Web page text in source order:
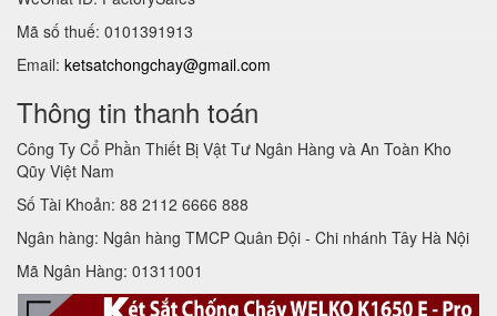
Mã số thuế: 0101391913
Email: ketsatchongchay@gmail.com
Thông tin thanh toán
Công Ty Cổ Phần Thiết Bị Vật Tư Ngân Hàng và An Toàn Kho
Qũy Việt Nam
Số Tài Khoản: 88 2112 6666 888
Ngân hàng: Ngân hàng TMCP Quân Đội - Chi nhánh Tây Hà Nội
Mã Ngân Hàng: 01311001